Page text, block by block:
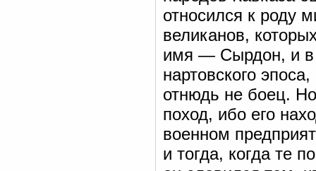
относился к роду
великанов,
имя — Сырдон, и в
нартовского
отнюдь не боец.
поход, ибо его
военном
и тогда, когда те